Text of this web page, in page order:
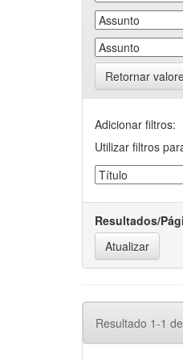
Retornar
Adicionar filtros:
Utilizar filtros
Resultados/
Resultado 1-1